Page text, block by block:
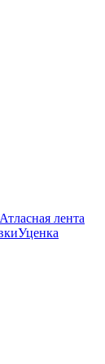
Атласная лента
Уценка